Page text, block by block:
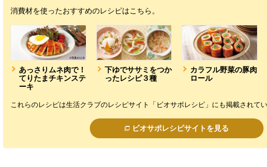
消費材を使ったおすすめのレシピはこちら。
あっさりムネ肉で！
てりたまチキンステ
ーキ
下ゆでササミをつか
ったレシピ３種
カラフル野菜の豚肉
ロール
これらのレシピは生活クラブのレシピサイト「ビオサポレシピ」にも掲載されてい
ビオサポレシピサイトを見る